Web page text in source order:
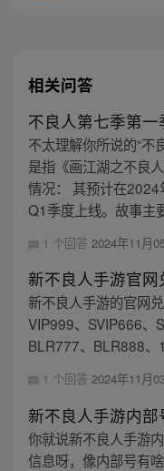
相关问答
不良人第七季第一
不太理解你所说的“不
是指《画江湖之不良
情况： 其预计在
Q1季度上线。故事主
1 个回答 2024年11月
新不良人手游官网
新不良人手游的官网
VIP999、SVIP666、
BLR777、BLR888、
1 个回答 2024年11月
新不良人手游内部
你就说新不良人手游
信息呀，像内部号有